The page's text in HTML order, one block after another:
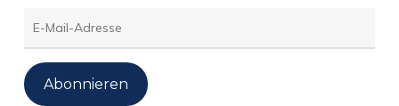
E-
Mail-
Adresse
Abonnieren